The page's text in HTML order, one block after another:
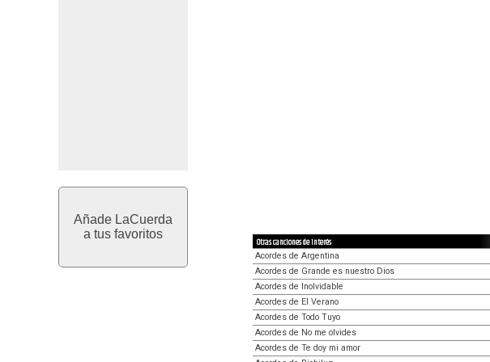
Añade LaCuerda
a tus favoritos
Otras canciones de interés
Acordes de Argentina
Acordes de Grande es nuestro Dios
Acordes de Inolvidable
Acordes de El Verano
Acordes de Todo Tuyo
Acordes de No me olvides
Acordes de Te doy mi amor